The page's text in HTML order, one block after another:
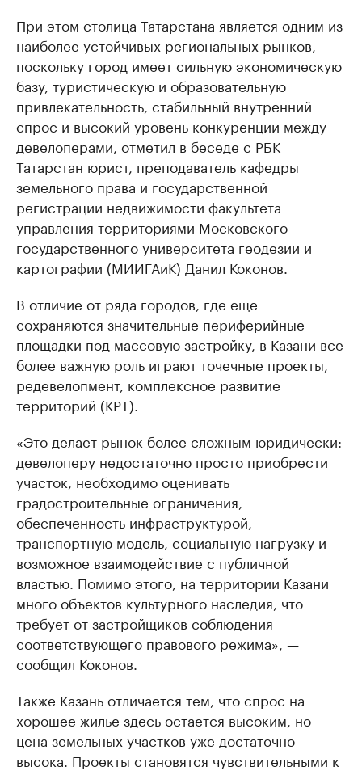
При этом столица Татарстана является одним из
наиболее устойчивых региональных рынков,
поскольку город имеет сильную экономическую
базу, туристическую и образовательную
привлекательность, стабильный внутренний
спрос и высокий уровень конкуренции между
девелоперами, отметил в беседе с РБК
Татарстан юрист, преподаватель кафедры
земельного права и государственной
регистрации недвижимости факультета
управления территориями Московского
государственного университета геодезии и
картографии (МИИГАиК) Данил Коконов.
В отличие от ряда городов, где еще
сохраняются значительные периферийные
площадки под массовую застройку, в Казани все
более важную роль играют точечные проекты,
редевелопмент, комплексное развитие
территорий (КРТ).
«Это делает рынок более сложным юридически:
девелоперу недостаточно просто приобрести
участок, необходимо оценивать
градостроительные ограничения,
обеспеченность инфраструктурой,
транспортную модель, социальную нагрузку и
возможное взаимодействие с публичной
властью. Помимо этого, на территории Казани
много объектов культурного наследия, что
требует от застройщиков соблюдения
соответствующего правового режима», —
сообщил Коконов.
Также Казань отличается тем, что спрос на
хорошее жилье здесь остается высоким, но
цена земельных участков уже достаточно
высока. Проекты становятся чувствительными к